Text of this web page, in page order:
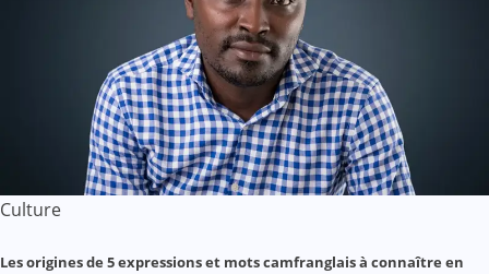
Culture
Les origines de 5 expressions et mots camfranglais à connaître en